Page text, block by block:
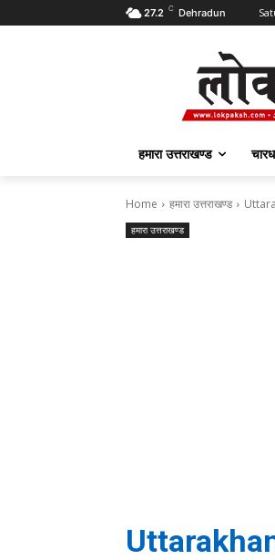
27.2 C Dehradun
हमारा उत्तराखण्ड
Home हमारा उत्तराखण्ड
हमारा उत्तराखण्ड